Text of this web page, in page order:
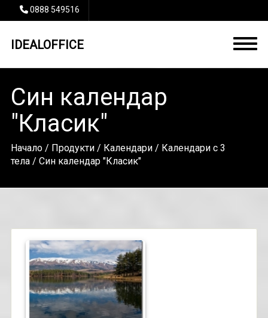
0888 549516
IDEALOFFICE
Син календар
"Класик"
Начало/ Продукти/ Календари/ Календари с 3
тела/ Син календар "Класик"